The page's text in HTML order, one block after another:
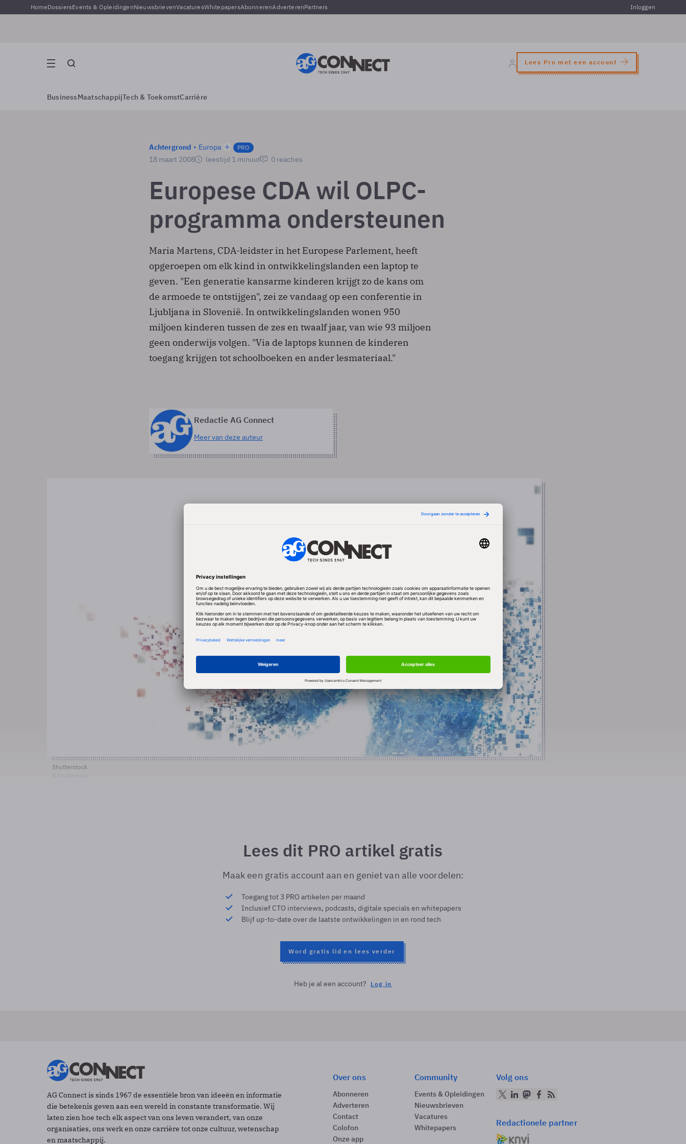
HomeDossiersEvents & OpleidingenNieuwsbrievenVacaturesWhitepapersAbonnerenAdverterenPartners Inloggen
Lees Pro met een account
BusinessMaatschappijTech & ToekomstCarrière
Achtergrond Europa PRO
18 maart 2008 leestijd 1 minuut 0 reacties
Europese CDA wil OLPC-
programma ondersteunen
Maria Martens, CDA-leidster in het Europese Parlement, heeft
opgeroepen om elk kind in ontwikkelingslanden een laptop te
geven. "Een generatie kansarme kinderen krijgt zo de kans om
de armoede te ontstijgen", zei ze vandaag op een conferentie in
Ljubljana in Slovenië. In ontwikkelingslanden wonen 950
miljoen kinderen tussen de zes en twaalf jaar, van wie 93 miljoen
geen onderwijs volgen. "Via de laptops kunnen de kinderen
toegang krijgen tot schoolboeken en ander lesmateriaal."
Redactie AG Connect
Meer van deze auteur
Shutterstock
Lees dit PRO artikel gratis
Maak een gratis account aan en geniet van alle voordelen:
Toegang tot 3 PRO artikelen per maand
Inclusief CTO interviews, podcasts, digitale specials en whitepapers
Blijf up-to-date over de laatste ontwikkelingen in en rond tech
Word gratis lid en lees verder
Heb je al een account? Log in
AG Connect is sinds 1967 de essentiële bron van ideeën en informatie
die betekenis geven aan een wereld in constante transformatie. Wij
laten zien hoe tech elk aspect van ons leven verandert, van onze
organisaties, ons werk en onze carrière tot onze cultuur, wetenschap
en maatschappij.
Over ons
Abonneren
Adverteren
Contact
Colofon
Onze app
Community
Events & Opleidingen
Nieuwsbrieven
Vacatures
Whitepapers
Volg ons
Redactionele partner